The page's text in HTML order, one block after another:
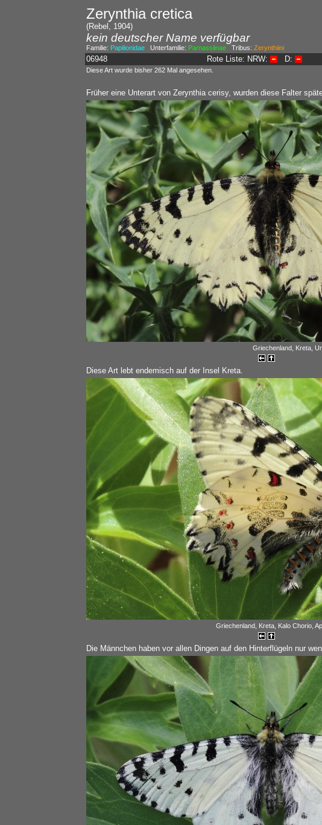
Zerynthia cretica
(Rebel, 1904)
kein deutscher Name verfügbar
Familie: PapilionidaeUnterfamilie: ParnassiinaeTribus: Zerynthiini
06948 Rote Liste: NRW: D:
Diese Art wurde bisher 262 Mal angesehen.
Früher eine Unterart von Zerynthia cerisy, wurden diese Falter
Griechenland, Kreta,
Diese Art lebt endemisch auf der Insel Kreta.
Griechenland, Kreta, Kalo Chorio,
Die Männchen haben vor allen Dingen auf den Hinterflügeln nur